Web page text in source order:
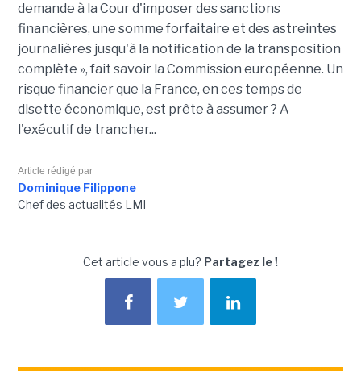
demande à la Cour d'imposer des sanctions
financières, une somme forfaitaire et des astreintes
journalières jusqu'à la notification de la transposition
complète », fait savoir la Commission européenne. Un
risque financier que la France, en ces temps de
disette économique, est prête à assumer ? A
l'exécutif de trancher...
Article rédigé par
Dominique Filippone
Chef des actualités LMI
Cet article vous a plu? Partagez le !